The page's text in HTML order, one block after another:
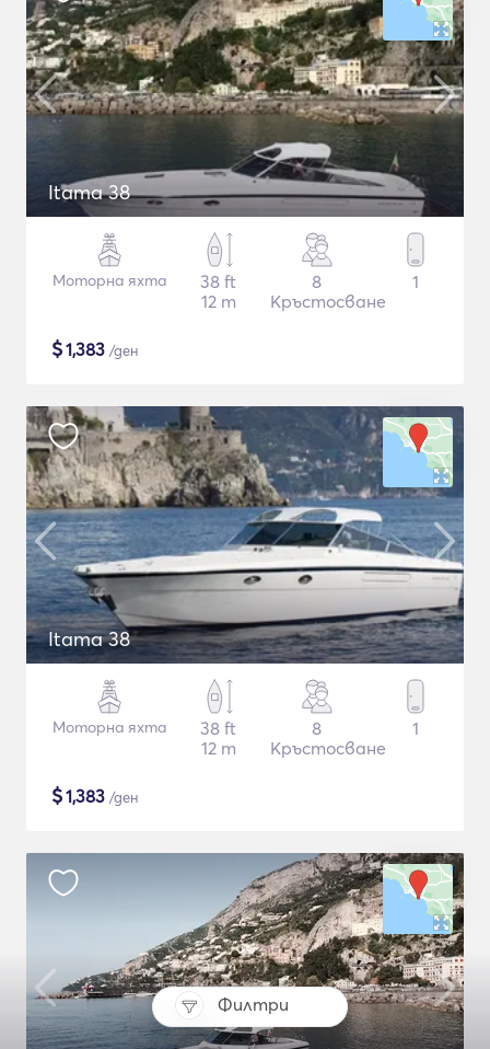
Филтри
Itama 38
Моторна яхта
38 ft
12 m
8
Кръстосване
1
$1,383 /ден
Itama 38
Моторна яхта
38 ft
12 m
8
Кръстосване
1
$1,383 /ден